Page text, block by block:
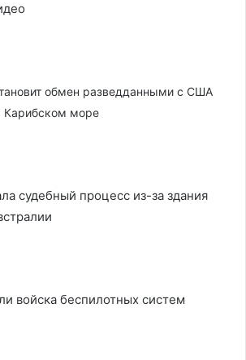
обмен разведданными с США
Карибском море
судебный процесс из-за здания
войска беспилотных систем